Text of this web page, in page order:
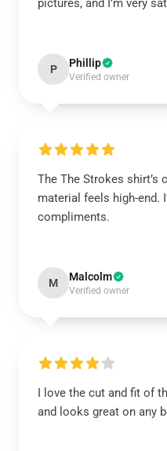
pictures, and I’m very
P Phillip
Verified owner
The The Strokes shirt’s
material feels high-end.
compliments.
M Malcolm
Verified owner
I love the cut and fit of
and looks great on any